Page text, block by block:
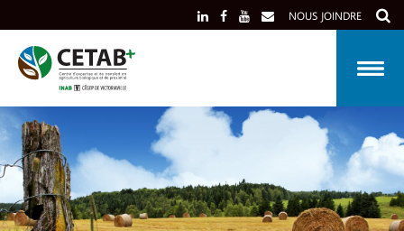
to
content
NOUS JOINDRE